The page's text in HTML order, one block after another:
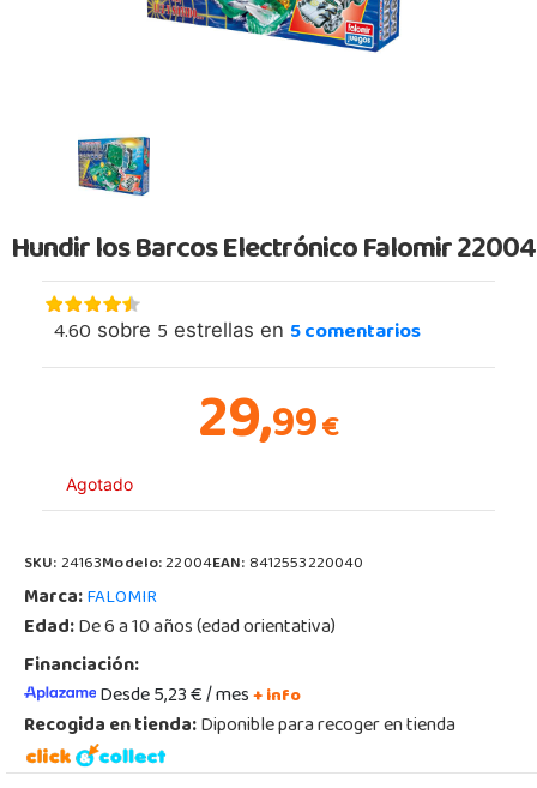
Hundir los Barcos Electrónico Falomir 22004
4.60 sobre 5 estrellas en 5comentarios
29,99€
Agotado
SKU:24163Modelo:22004EAN:8412553220040
Marca:FALOMIR
Edad:De 6 a 10 años (edad orientativa)
Financiación:
Desde 5,23 € / mes+ info
Recogida en tienda:Diponible para recoger en tienda